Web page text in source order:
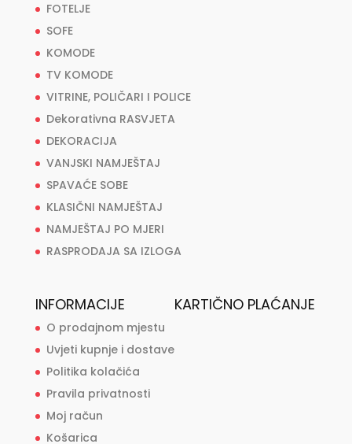
FOTELJE
SOFE
KOMODE
TV KOMODE
VITRINE, POLIČARI I POLICE
Dekorativna RASVJETA
DEKORACIJA
VANJSKI NAMJEŠTAJ
SPAVAĆE SOBE
KLASIČNI NAMJEŠTAJ
NAMJEŠTAJ PO MJERI
RASPRODAJA SA IZLOGA
INFORMACIJE
O prodajnom mjestu
Uvjeti kupnje i dostave
Politika kolačića
Pravila privatnosti
Moj račun
Košarica
KARTIČNO PLAĆANJE